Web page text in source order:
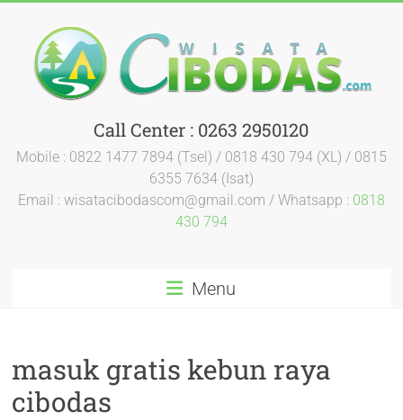
Call Center : 0263 2950120
Mobile : 0822 1477 7894 (Tsel) / 0818 430 794 (XL) / 0815
6355 7634 (Isat)
Email : wisatacibodascom@gmail.com / Whatsapp : 0818
430 794
Menu
masuk gratis kebun raya
cibodas